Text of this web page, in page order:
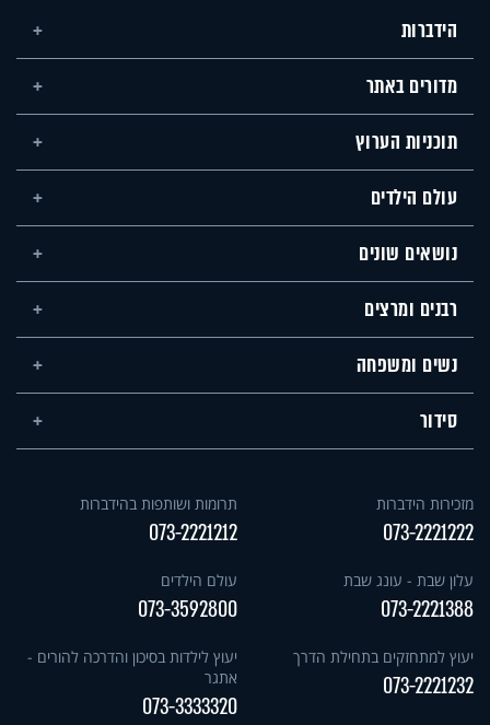
הידברות
מדורים באתר
תוכניות הערוץ
עולם הילדים
נושאים שונים
רבנים ומרצים
נשים ומשפחה
סידור
מזכירות הידברות
073-2221222
תרומות ושותפות בהידברות
073-2221212
עלון שבת - עונג שבת
073-2221388
עולם הילדים
073-3592800
יעוץ למתחזקים בתחילת הדרך
073-2221232
יעוץ לילדות בסיכון והדרכה להורים -
אתגר
073-3333320